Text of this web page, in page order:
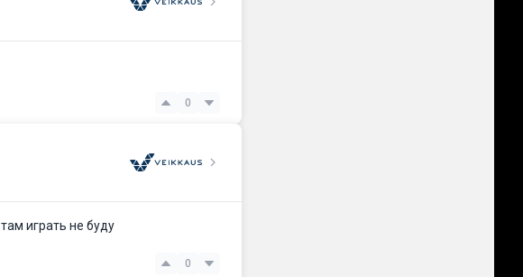
0
играть не буду
0